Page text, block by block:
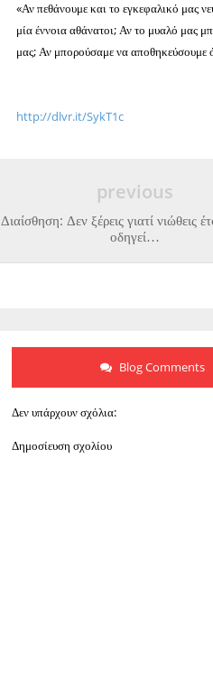
«Αν πεθάνουμε και το εγκεφαλικό μας
μία έννοια αθάνατοι; Αν το μυαλό μας
μας; Αν μπορούσαμε να αποθηκεύσουμε
http://dlvr.it/SykT1c
previous
Διαίσθηση: Δεν ξέρεις γιατί νιώθεις
οδηγεί…
Blog Comments
Δεν υπάρχουν σχόλια:
Δημοσίευση σχολίου